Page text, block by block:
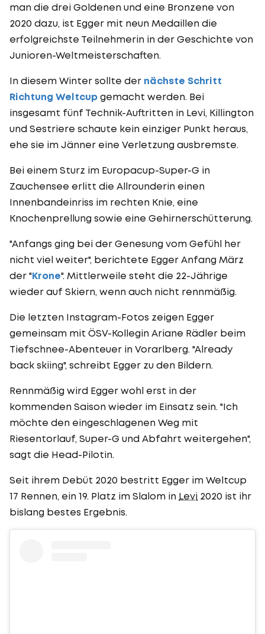
man die drei Goldenen und eine Bronzene von
2020 dazu, ist Egger mit neun Medaillen die
erfolgreichste Teilnehmerin in der Geschichte von
Junioren-Weltmeisterschaften.
In diesem Winter sollte der nächste Schritt
Richtung Weltcup gemacht werden. Bei
insgesamt fünf Technik-Auftritten in Levi, Killington
und Sestriere schaute kein einziger Punkt heraus,
ehe sie im Jänner eine Verletzung ausbremste.
Bei einem Sturz im Europacup-Super-G in
Zauchensee erlitt die Allrounderin einen
Innenbandeinriss im rechten Knie, eine
Knochenprellung sowie eine Gehirnerschütterung.
"Anfangs ging bei der Genesung vom Gefühl her
nicht viel weiter", berichtete Egger Anfang März
der "Krone". Mittlerweile steht die 22-Jährige
wieder auf Skiern, wenn auch nicht rennmäßig.
Die letzten Instagram-Fotos zeigen Egger
gemeinsam mit ÖSV-Kollegin Ariane Rädler beim
Tiefschnee-Abenteuer in Vorarlberg. "Already
back skiing", schreibt Egger zu den Bildern.
Rennmäßig wird Egger wohl erst in der
kommenden Saison wieder im Einsatz sein. "Ich
möchte den eingeschlagenen Weg mit
Riesentorlauf, Super-G und Abfahrt weitergehen",
sagt die Head-Pilotin.
Seit ihrem Debüt 2020 bestritt Egger im Weltcup
17 Rennen, ein 19. Platz im Slalom in Levi 2020 ist ihr
bislang bestes Ergebnis.